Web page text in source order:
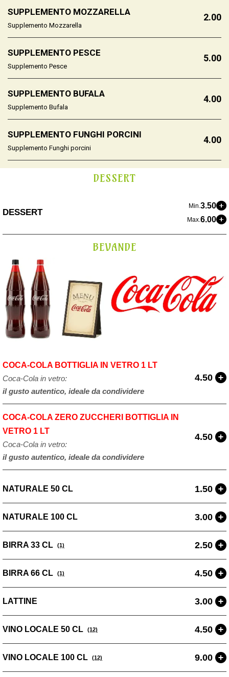
SUPPLEMENTO MOZZARELLA
Supplemento Mozzarella
2.00
SUPPLEMENTO PESCE
Supplemento Pesce
5.00
SUPPLEMENTO BUFALA
Supplemento Bufala
4.00
SUPPLEMENTO FUNGHI PORCINI
Supplemento Funghi porcini
4.00
DESSERT
DESSERT
Min.3.50
Max.6.00
BEVANDE
COCA-COLA BOTTIGLIA IN VETRO 1 LT
Coca-Cola in vetro:
il gusto autentico, ideale da condividere
4.50
COCA-COLA ZERO ZUCCHERI BOTTIGLIA IN
VETRO 1 LT
Coca-Cola in vetro:
il gusto autentico, ideale da condividere
4.50
NATURALE 50 CL 1.50
NATURALE 100 CL 3.00
BIRRA 33 CL (1) 2.50
BIRRA 66 CL (1) 4.50
LATTINE 3.00
VINO LOCALE 50 CL (12) 4.50
VINO LOCALE 100 CL (12) 9.00